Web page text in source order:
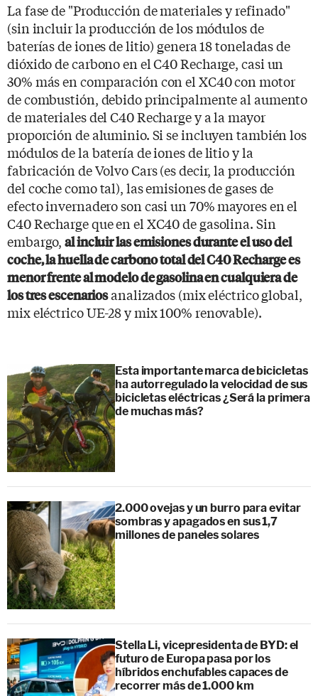
La fase de "Producción de materiales y refinado"
(sin incluir la producción de los módulos de
baterías de iones de litio) genera 18 toneladas de
dióxido de carbono en el C40 Recharge, casi un
30% más en comparación con el XC40 con motor
de combustión, debido principalmente al aumento
de materiales del C40 Recharge y a la mayor
proporción de aluminio. Si se incluyen también los
módulos de la batería de iones de litio y la
fabricación de Volvo Cars (es decir, la producción
del coche como tal), las emisiones de gases de
efecto invernadero son casi un 70% mayores en el
C40 Recharge que en el XC40 de gasolina. Sin
embargo,al incluir las emisiones durante el uso del
coche, la huella de carbono total del C40 Recharge es
menor frente al modelo de gasolina en cualquiera de
los tres escenariosanalizados (mix eléctrico global,
mix eléctrico UE-28 y mix 100% renovable).
Esta importante marca de bicicletas
ha autorregulado la velocidad de sus
bicicletas eléctricas ¿Será la primera
de muchas más?
2.000 ovejas y un burro para evitar
sombras y apagados en sus 1,7
millones de paneles solares
Stella Li, vicepresidenta de BYD: el
futuro de Europa pasa por los
híbridos enchufables capaces de
recorrer más de 1.000 km